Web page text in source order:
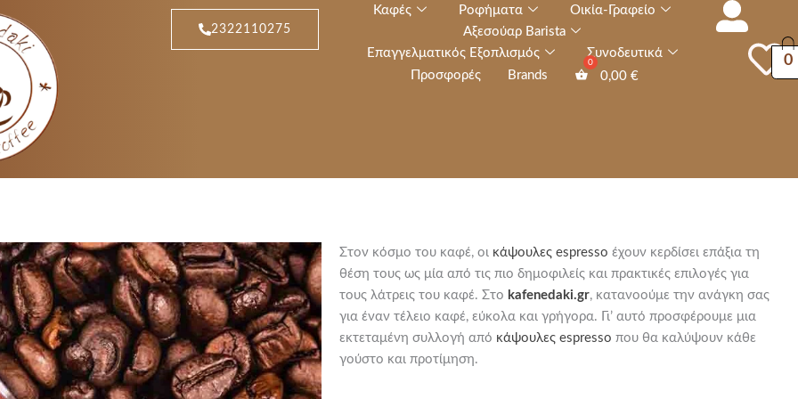
2322110275
Καφές Ροφήματα
Οικία-Γραφείο
Αξεσούαρ Barista
Επαγγελματικός Εξοπλισμός
Συνοδευτικά
Προσφορές
Brands 0,00€
0
Στον κόσμο του καφέ, οι κάψουλες espresso έχουν κερδίσει επάξια τη
θέση τους ως μία από τις πιο δημοφιλείς και πρακτικές επιλογές για
τους λάτρεις του καφέ. Στο kafenedaki.gr, κατανοούμε την ανάγκη σας
για έναν τέλειο καφέ, εύκολα και γρήγορα. Γι’ αυτό προσφέρουμε μια
εκτεταμένη συλλογή από κάψουλες espresso που θα καλύψουν κάθε
γούστο και προτίμηση.